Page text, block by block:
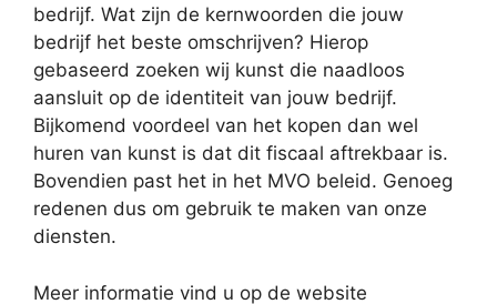
bedrijf. Wat zijn de kernwoorden die jouw
bedrijf het beste omschrijven? Hierop
gebaseerd zoeken wij kunst die naadloos
aansluit op de identiteit van jouw bedrijf.
Bijkomend voordeel van het kopen dan wel
huren van kunst is dat dit fiscaal aftrekbaar is.
Bovendien past het in het MVO beleid. Genoeg
redenen dus om gebruik te maken van onze
diensten.
Meer informatie vind u op de website